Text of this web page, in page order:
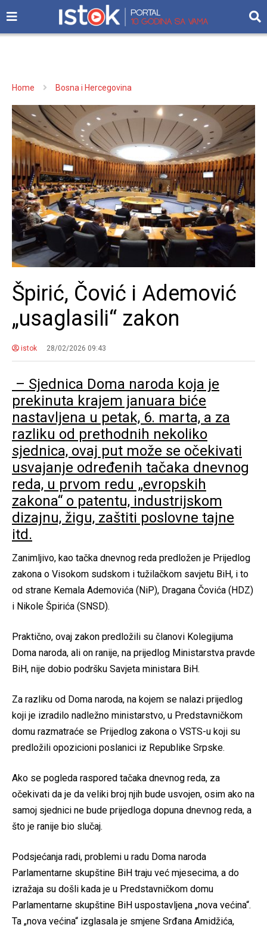
Home Bosna i Hercegovina
Špirić, Čović i Ademović
„usaglasili“ zakon
istok 28/02/2026 09:43
– Sjednica Doma naroda koja je
prekinuta krajem januara biće
nastavljena u petak, 6. marta, a za
razliku od prethodnih nekoliko
sjednica, ovaj put može se očekivati
usvajanje određenih tačaka dnevnog
reda, u prvom redu „evropskih
zakona“ o patentu, industrijskom
dizajnu, žigu, zaštiti poslovne tajne
itd.
Zanimljivo, kao tačka dnevnog reda predložen je Prijedlog
zakona o Visokom sudskom i tužilačkom savjetu BiH, i to
od strane Kemala Ademovića (NiP), Dragana Čovića (HDZ)
i Nikole Špirića (SNSD).
Praktično, ovaj zakon predložili su članovi Kolegijuma
Doma naroda, ali on ranije, na prijedlog Ministarstva pravde
BiH, nije dobio podršku Savjeta ministara BiH.
Za razliku od Doma naroda, na kojem se nalazi prijedlog
koji je izradilo nadležno ministarstvo, u Predstavničkom
domu razmatraće se Prijedlog zakona o VSTS-u koji su
predložili opozicioni poslanici iz Republike Srpske.
Ako se pogleda raspored tačaka dnevnog reda, za
očekivati da je da veliki broj njih bude usvojen, osim ako na
samoj sjednici ne bude prijedloga dopuna dnevnog reda, a
što je ranije bio slučaj.
Podsjećanja radi, problemi u radu Doma naroda
Parlamentarne skupštine BiH traju već mjesecima, a do
izražaja su došli kada je u Predstavničkom domu
Parlamentarne skupštine BiH uspostavljena „nova većina“.
Ta „nova većina“ izglasala je smjene Srđana Amidžića,